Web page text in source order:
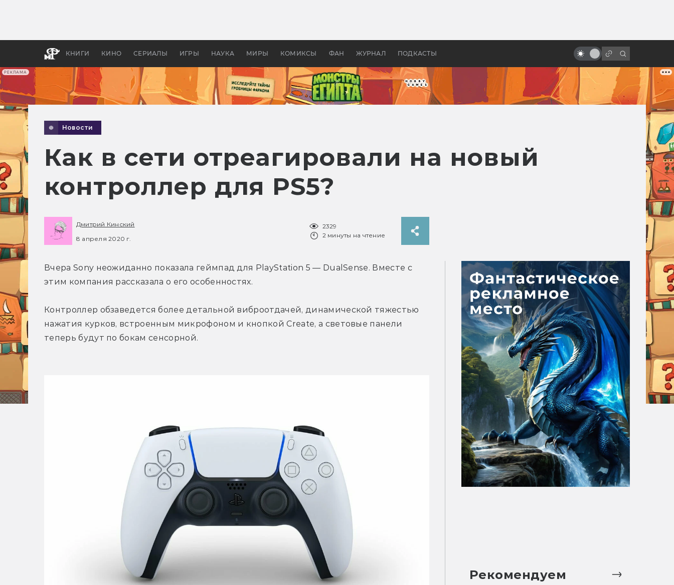
РЕКЛАМА
КНИГИ КИНО СЕРИАЛЫ ИГРЫ НАУКА МИРЫ КОМИКСЫ ФАН ЖУРНАЛ ПОДКАСТЫ
бы «Властелина колец»
Древней Грецией
вошло в «Поиски утраченного
Новости
Как в сети отреагировали на новый
контроллер для PS5?
Дмитрий Кинский
8 апреля 2020 г.
2329
2 минуты на чтение
Вчера Sony неожиданно показала геймпад для PlayStation 5 — DualSense. Вместе с
этим компания рассказала о его особенностях.
Контроллер обзаведется более детальной виброотдачей, динамической тяжестью
нажатия курков, встроенным микрофоном и кнопкой Create, а световые панели
теперь будут по бокам сенсорной.
Рекомендуем